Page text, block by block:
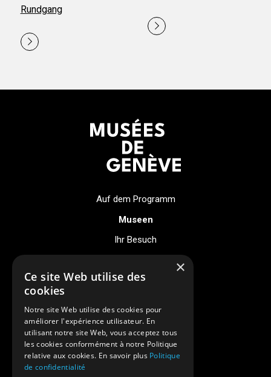
Rundgang
Auf dem Programm
Museen
Ihr Besuch
Über uns
Neuigkeiten
Digitales Museum
Rechtliche Hinweise
×
Ce site Web utilise des
cookies
Notre site Web utilise des cookies pour
améliorer l'expérience utilisateur. En
utilisant notre site Web, vous acceptez tous
les cookies conformément à notre Politique
relative aux cookies. En savoir plus Politique
de confidentialité